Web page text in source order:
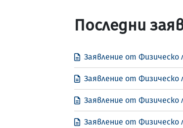
Последни
Заявление от Физическо
Заявление от Физическо
Заявление от
Заявление от